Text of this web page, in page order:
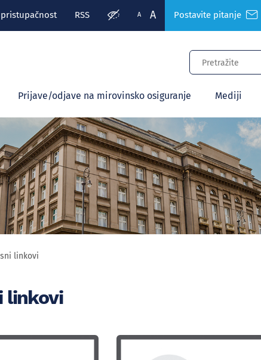
RSS A A Postavite pitanje
Prijave/odjave na mirovinsko osiguranje Mediji
linkovi
linkovi